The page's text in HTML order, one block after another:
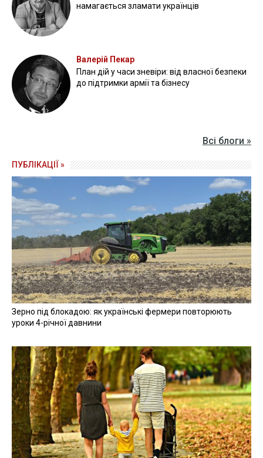
намагається зламати українців
Валерій Пекар
План дій у часи зневіри: від власної безпеки
до підтримки армії та бізнесу
Всі блоги »
ПУБЛІКАЦІЇ »
Зерно під блокадою: як українські фермери повторюють
уроки 4-річної давнини